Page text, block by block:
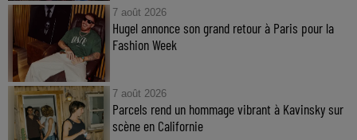
7 août 2026
Hugel annonce son grand retour à Paris pour la
Fashion Week
7 août 2026
Parcels rend un hommage vibrant à Kavinsky sur
scène en Californie